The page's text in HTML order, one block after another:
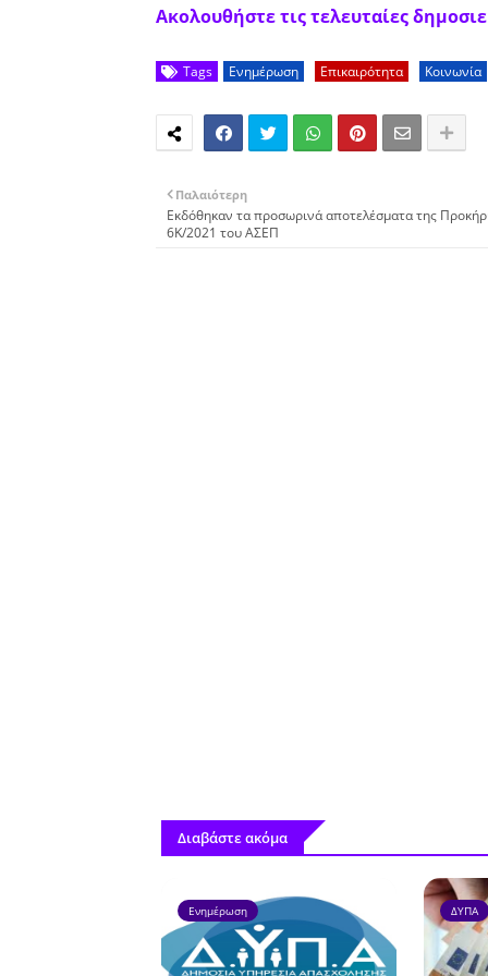
Ακολουθήστε τις τελευταίες
Tags Ενημέρωση Επικαιρότητα Κοινωνία
Παλαιότερη
Εκδόθηκαν τα προσωρινά αποτελέσματα της
6Κ/2021 του ΑΣΕΠ
Διαβάστε ακόμα
Ενημέρωση ΔΥΠΑ